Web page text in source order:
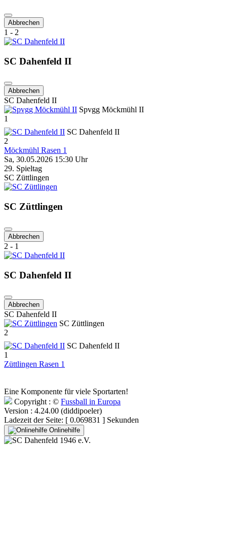
Abbrechen
1 - 2
SC Dahenfeld II
Abbrechen
SC Dahenfeld II
Spvgg Möckmühl II
1
SC Dahenfeld II
2
Möckmühl Rasen 1
Sa, 30.05.2026 15:30 Uhr
29. Spieltag
SC Züttlingen
SC Züttlingen
Abbrechen
2 - 1
SC Dahenfeld II
Abbrechen
SC Dahenfeld II
SC Züttlingen
2
SC Dahenfeld II
1
Züttlingen Rasen 1
Eine Komponente für viele Sportarten!
Copyright : © Fussball in Europa
Version : 4.24.00 (diddipoeler)
Ladezeit der Seite: [ 0.069831 ] Sekunden
Onlinehilfe